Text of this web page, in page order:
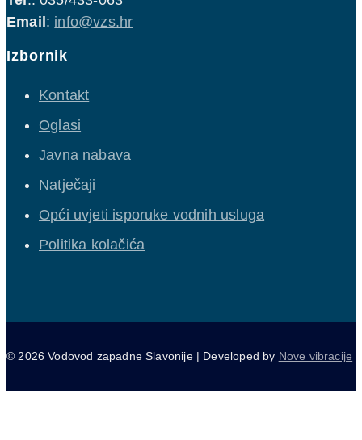
Email : info@vzs.hr
Izbornik
Kontakt
Oglasi
Javna nabava
Natječaji
Opći uvjeti isporuke vodnih usluga
Politika kolačića
© 2026 Vodovod zapadne Slavonije | Developed by Nove vibracije